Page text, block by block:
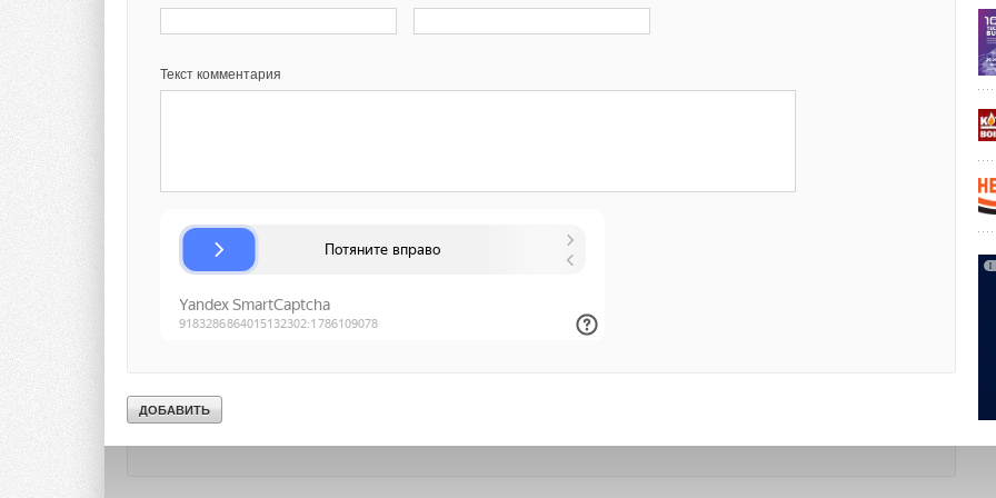
Текст комментария
Комментарии
В этой теме еще нет комментариев
Ваше имя *
Текст комментария
16:05 — Вопросы и обсуждение.
Оргкомитет мероприятия:
Ассоциация специалистов ВИЭ «Зеленый
Контакты: info@alternenergy.ru, +7918459-07-08